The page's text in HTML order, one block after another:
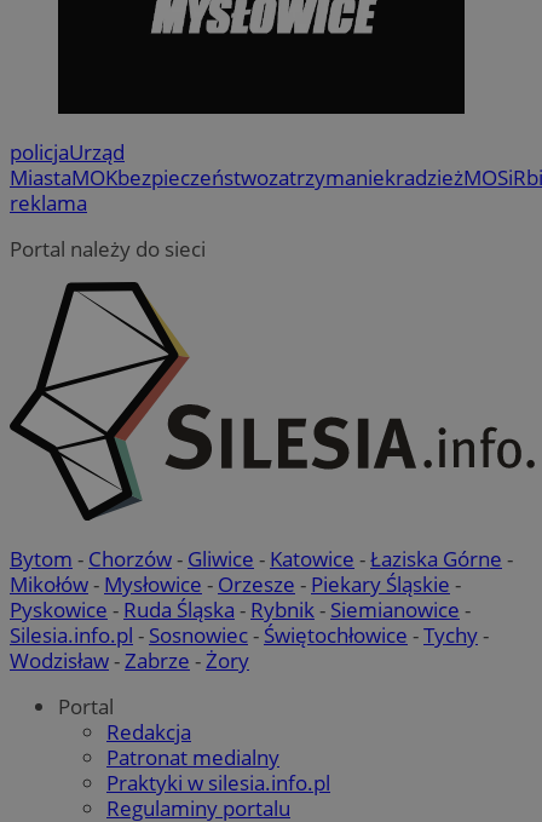
policjaUrząd
MiastaMOKbezpieczeństwozatrzymaniekradzieżMOSiR
reklama
Portal należy do sieci
Bytom - Chorzów- Gliwice - Katowice -Łaziska Górne -
Mikołów- Mysłowice - Orzesze - Piekary Śląskie -
Pyskowice - Ruda Śląska - Rybnik- Siemianowice -
Silesia.info.pl - Sosnowiec- Świętochłowice -Tychy-
Wodzisław-Zabrze -Żory
Portal
Redakcja
Patronat medialny
Praktyki w silesia.info.pl
Regulaminy portalu